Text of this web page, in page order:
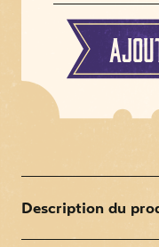
Description du